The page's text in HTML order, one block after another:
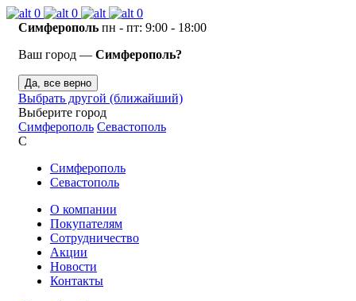
0 0
0
Симферополь пн - пт: 9:00 - 18:00
Ваш город — Симферополь?
Да, все верно
Выбрать другой (ближайший)
Выберите город
Симферополь Севастополь
С
Симферополь
Севастополь
О компании
Покупателям
Сотрудничество
Акции
Новости
Контакты